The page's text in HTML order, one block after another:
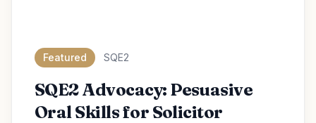
Featured SQE2
SQE2 Advocacy: Pesuasive
Oral Skills for Solicitor